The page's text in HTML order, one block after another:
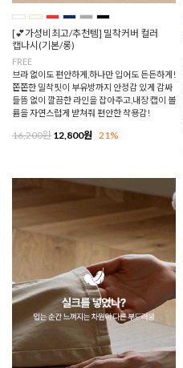
[💕가성비최고/추천템] 밀착커버 컬러
캡나시(기본/롱)
FREE
브라 없이도 편안하게,하나만 입어도 든든하게!
쫀쫀한 밀착핏이 부유방까지 안정감 있게 감싸
들뜸 없이 깔끔한 라인을 잡아주고,내장 캡이 볼
륨을 자연스럽게 받쳐줘 편안한 착용감!
16,200원 12,800원 21%